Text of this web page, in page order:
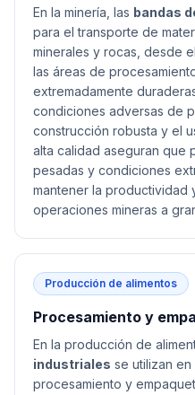
En la minería, las bandas
para el transporte de
minerales y rocas, desde
las áreas de
extremadamente
condiciones adversas de
construcción robusta y el
alta calidad aseguran que
pesadas y condiciones
mantener la productividad
operaciones mineras a
Producción de alimentos
Procesamiento y
En la producción de
industriales se utilizan
procesamiento y